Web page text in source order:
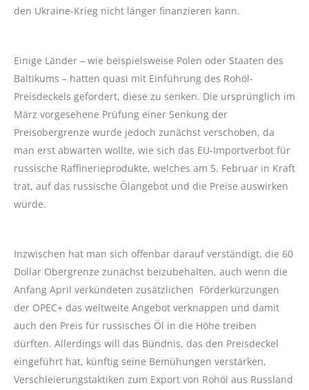
den Ukraine-Krieg nicht länger finanzieren kann.
Einige Länder – wie beispielsweise Polen oder Staaten des
Baltikums – hatten quasi mit Einführung des Rohöl-
Preisdeckels gefordert, diese zu senken. Die ursprünglich im
März vorgesehene Prüfung einer Senkung der
Preisobergrenze wurde jedoch zunächst verschoben, da
man erst abwarten wollte, wie sich das EU-Importverbot für
russische Raffinerieprodukte, welches am 5. Februar in Kraft
trat, auf das russische Ölangebot und die Preise auswirken
würde.
Inzwischen hat man sich offenbar darauf verständigt, die 60
Dollar Obergrenze zunächst beizubehalten, auch wenn die
Anfang April verkündeten zusätzlichen Förderkürzungen
der OPEC+ das weltweite Angebot verknappen und damit
auch den Preis für russisches Öl in die Höhe treiben
dürften. Allerdings will das Bündnis, das den Preisdeckel
eingeführt hat, künftig seine Bemühungen verstärken,
Verschleierungstaktiken zum Export von Rohöl aus Russland